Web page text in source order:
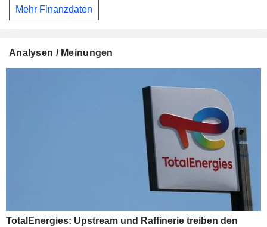
Mehr Finanzdaten
Analysen / Meinungen
TotalEnergies: Upstream und Raffinerie treiben den